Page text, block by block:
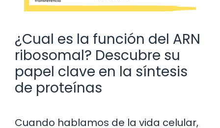
¿Cual es la función del ARN
ribosomal? Descubre su
papel clave en la síntesis
de proteínas
Cuando hablamos de la vida celular,